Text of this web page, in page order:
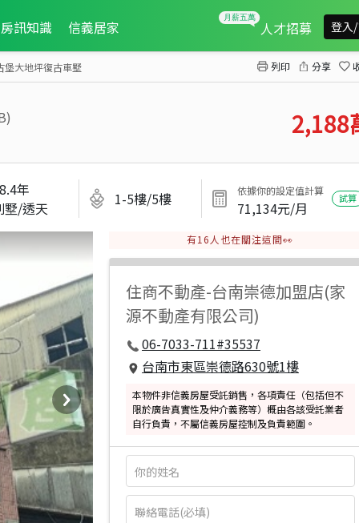
房訊知識 信義居家 人才招募 登入
堡大地坪復古車墅 列印 分享
2,188
年
墅/透天
1-5樓/5樓 依據你的設定值計算
71,134元/月
試算
有16 人也在關注這間👀
住商不動產-台南崇德加盟店(家
源不動產有限公司)
06-7033-711#35537
台南市東區崇德路630號1樓
本物件非信義房屋受託銷售，各項責任（包括但不
限於廣告真實性及仲介義務等）概由各該受託業者
自行負責，不屬信義房屋控制及負責範圍。